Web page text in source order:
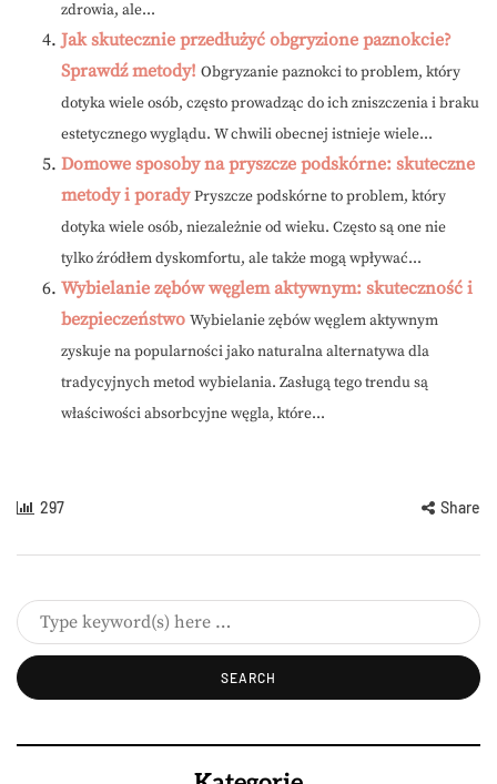
zdrowia, ale...
Jak skutecznie przedłużyć obgryzione paznokcie?
Sprawdź metody! Obgryzanie paznokci to problem, który
dotyka wiele osób, często prowadząc do ich zniszczenia i braku
estetycznego wyglądu. W chwili obecnej istnieje wiele...
Domowe sposoby na pryszcze podskórne: skuteczne
metody i porady Pryszcze podskórne to problem, który
dotyka wiele osób, niezależnie od wieku. Często są one nie
tylko źródłem dyskomfortu, ale także mogą wpływać...
Wybielanie zębów węglem aktywnym: skuteczność i
bezpieczeństwo Wybielanie zębów węglem aktywnym
zyskuje na popularności jako naturalna alternatywa dla
tradycyjnych metod wybielania. Zasługą tego trendu są
właściwości absorbcyjne węgla, które...
297 Share